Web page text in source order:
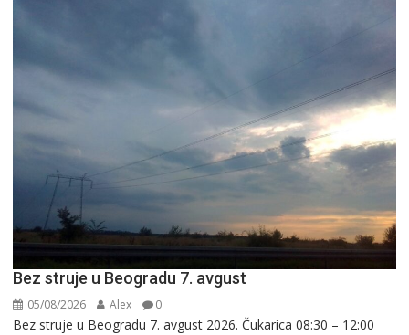
Bez struje u Beogradu 7. avgust
05/08/2026 Alex 0
Bez struje u Beogradu 7. avgust 2026. Čukarica 08:30 – 12:00